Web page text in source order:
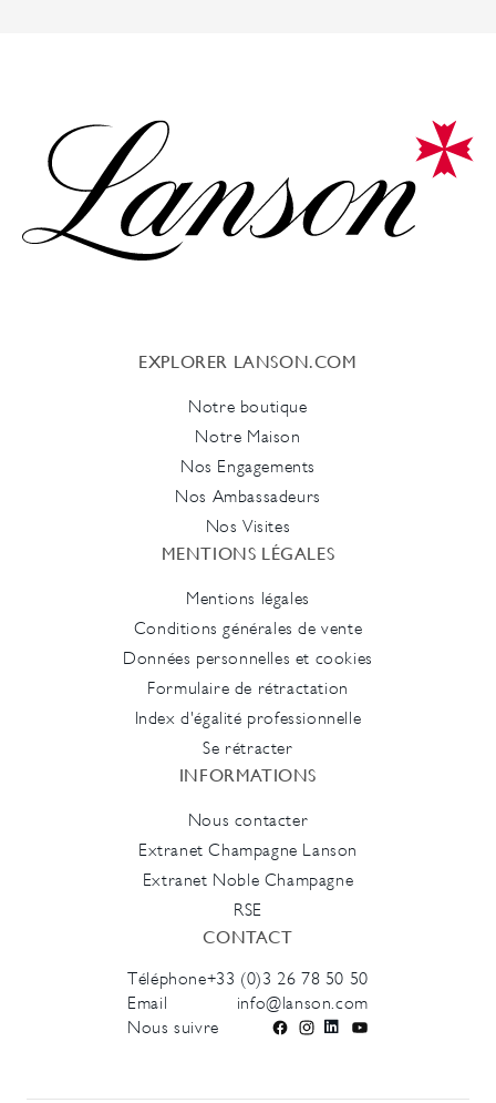
EXPLORER LANSON.COM
Notre boutique
Notre Maison
Nos Engagements
Nos Ambassadeurs
Nos Visites
MENTIONS LÉGALES
Mentions légales
Conditions générales de vente
Données personnelles et cookies
Formulaire de rétractation
Index d'égalité professionnelle
Se rétracter
INFORMATIONS
Nous contacter
Extranet Champagne Lanson
Extranet Noble Champagne
RSE
CONTACT
Téléphone+33 (0)3 26 78 50 50
Email
info@lanson.com
Nous suivre
FacebookInstagramLinkedInYouTube